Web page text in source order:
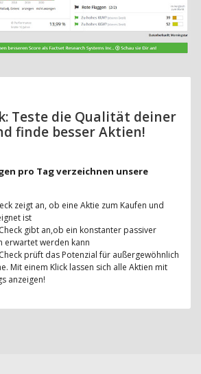
Teste die Qualität deiner
finde besser Aktien!
pro Tag verzeichnen unsere
zeigt an, ob eine Aktie zum Kaufen und
ist
gibt an,ob ein konstanter passiver
erwartet werden kann
prüft das Potenzial für außergewöhnlich
Mit einem Klick lassen sich alle Aktien mit
anzeigen!